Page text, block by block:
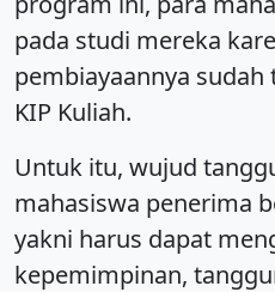
pada studi mereka
pembiayaannya
KIP Kuliah.
Untuk itu, wujud
mahasiswa penerima
yakni harus dapat
kepemimpinan,